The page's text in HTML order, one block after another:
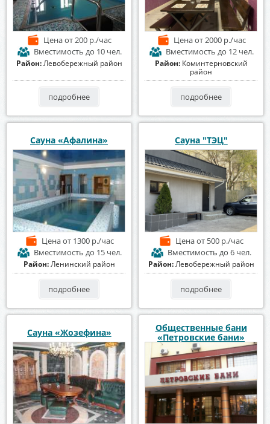
Ценаот 200 р./час
Вместимость до 10 чел.
Район:Левобережный район
подробнее
Ценаот 2000 р./час
Вместимость до 12 чел.
Район: Коминтерновский
район
подробнее
Сауна «Афалина»
Ценаот 1300 р./час
Вместимость до 15 чел.
Район:Ленинский район
подробнее
Сауна "ТЭЦ"
Ценаот 500 р./час
Вместимость до 6 чел.
Район:Левобережный район
подробнее
Сауна «Жозефина»
Общественные бани
«Петровские бани»